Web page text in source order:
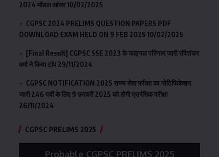
2024 मॉडल आंसर 10/02/2025
CGPSC 2024 PRELIMS QUESTION PAPERS PDF
DOWNLOAD EXAM HELD ON 9 FEB 2025 10/02/2025
[Final Result] CGPSC SSE 2023 के फाइनल परिणाम जारी रविशंकर
वर्मा ने किया टॉप 29/11/2024
CGPSC NOTIFICATION 2025 राज्य सेवा परीक्षा का नोटिफिकेशन
जारी 246 पदों के लिए 9 फ़रवरी 2025 को होगी प्रारंभिक परीक्षा
26/11/2024
CGPSC PRELIMS 2025
Probable CGPSC PRELIMS 2025